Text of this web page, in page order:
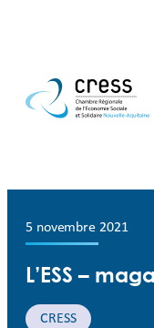
5 novembre 2021
L’ESS –
CRESS